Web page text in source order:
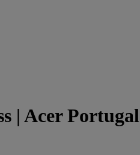
| Acer Portugal